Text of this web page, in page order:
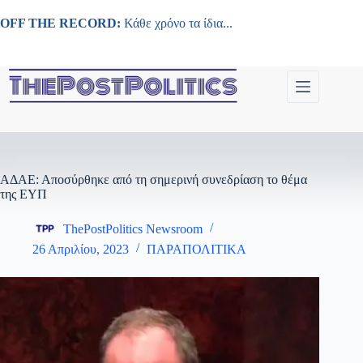
στο
OFF THE RECORD: Κάθε χρόνο τα ίδια...
ΑΔΑΕ: Αποσύρθηκε από τη σημερινή συνεδρίαση το θέμα
της ΕΥΠ
ThePostPolitics Newsroom
26 Απριλίου, 2023
ΠΑΡΑΠΟΛΙΤΙΚΑ